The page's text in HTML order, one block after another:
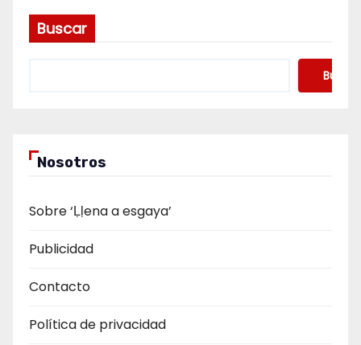
Buscar
Buscar
Nosotros
Sobre ‘Ḷḷena a esgaya’
Publicidad
Contacto
Política de privacidad